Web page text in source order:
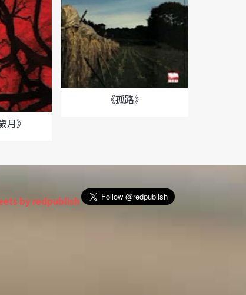
月》
《孤路》
by redpublish